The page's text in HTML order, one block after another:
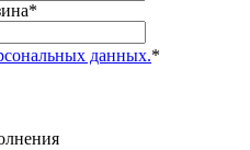
*
данных.*